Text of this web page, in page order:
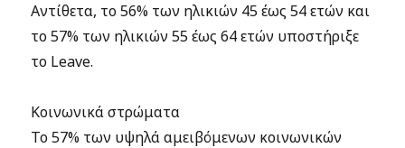
Αντίθετα, το 56% των ηλικιών 45 έως 54 ετών και
το 57% των ηλικιών 55 έως 64 ετών υποστήριξε
το Leave.
Koινωνικά στρώματα
Το 57% των υψηλά αμειβόμενων κοινωνικών